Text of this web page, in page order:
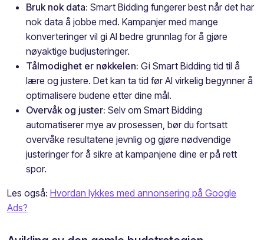
Bruk nok data: Smart Bidding fungerer best når det har
nok data å jobbe med. Kampanjer med mange
konverteringer vil gi AI bedre grunnlag for å gjøre
nøyaktige budjusteringer.
Tålmodighet er nøkkelen: Gi Smart Bidding tid til å
lære og justere. Det kan ta tid før AI virkelig begynner å
optimalisere budene etter dine mål.
Overvåk og juster: Selv om Smart Bidding
automatiserer mye av prosessen, bør du fortsatt
overvåke resultatene jevnlig og gjøre nødvendige
justeringer for å sikre at kampanjene dine er på rett
spor.
Les også: Hvordan lykkes med annonsering på Google
Ads?